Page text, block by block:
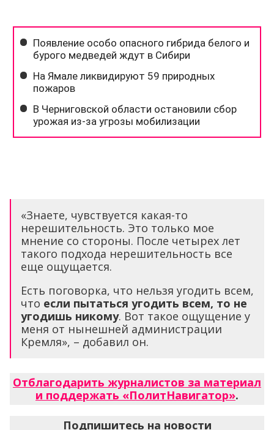
«Знаете, чувствуется какая-то
нерешительность. Это только мое
мнение со стороны. После четырех лет
такого подхода нерешительность все
еще ощущается.
Есть поговорка, что нельзя угодить всем,
что если пытаться угодить всем, то не
угодишь никому. Вот такое ощущение у
меня от нынешней администрации
Кремля», – добавил он.
Отблагодарить журналистов за материал
и поддержать «ПолитНавигатор».
Подпишитесь на новости